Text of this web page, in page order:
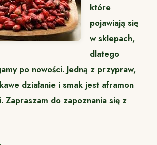
które
pojawiają się
w sklepach,
dlatego
po nowości. Jedną z przypraw,
działanie i smak jest aframon
Zapraszam do zapoznania się z